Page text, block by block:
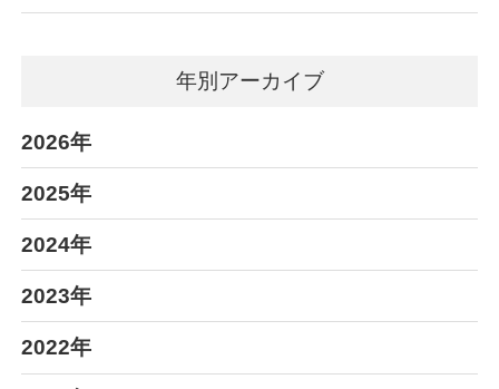
年別アーカイブ
2026年
2025年
2024年
2023年
2022年